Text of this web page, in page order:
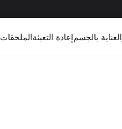
العناية بالجسمإعادة التعبئةالملحقات